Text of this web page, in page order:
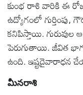
కుంభ రాశి వారికి ఈ
ఉద్యోగంలో గుర్తింపు,
కనిపిస్తాయి. గురువుల
పెరుగుతాయి. జీవిత
ఉంది. ఇష్టదైవారాధన
మీనరాశి